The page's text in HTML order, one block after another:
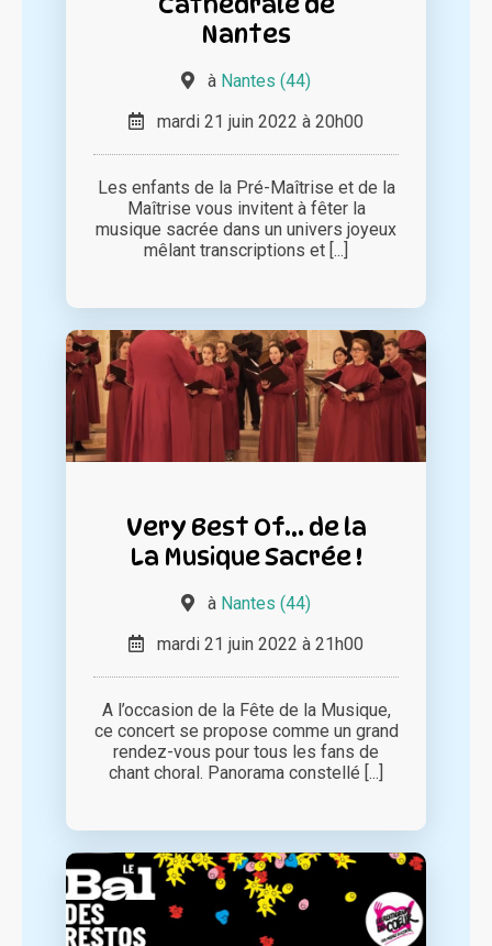
Nantes
à Nantes (44)
mardi 21 juin 2022 à 20h00
Les enfants de la Pré-Maîtrise et de la
Maîtrise vous invitent à fêter la
musique sacrée dans un univers joyeux
mêlant transcriptions et [...]
Very Best Of... de la
La Musique Sacrée !
à Nantes (44)
mardi 21 juin 2022 à 21h00
A l’occasion de la Fête de la Musique,
ce concert se propose comme un grand
rendez-vous pour tous les fans de
chant choral. Panorama constellé [...]